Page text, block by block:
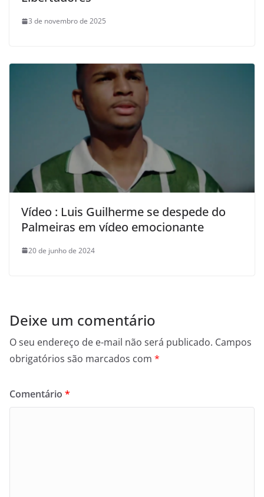
3 de novembro de 2025
Vídeo : Luis Guilherme se despede do
Palmeiras em vídeo emocionante
20 de junho de 2024
Deixe um comentário
O seu endereço de e-mail não será publicado. Campos
obrigatórios são marcados com *
Comentário *